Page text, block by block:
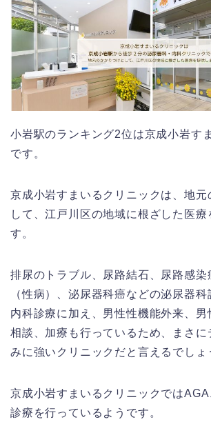
小岩駅のランキング2位は京成小岩す
です。
京成小岩すまいるクリニックは、地元
して、江戸川区の地域に根ざした医療
す。
排尿のトラブル、尿路結石、尿路感染
（性病）、泌尿器科癌などの泌尿器
内科診療に加え、男性性機能外来、男
相談、加療も行っているため、まさに
みに強いクリニックだと言えるでしょ
京成小岩すまいるクリニックでは
診療を行っているようです。